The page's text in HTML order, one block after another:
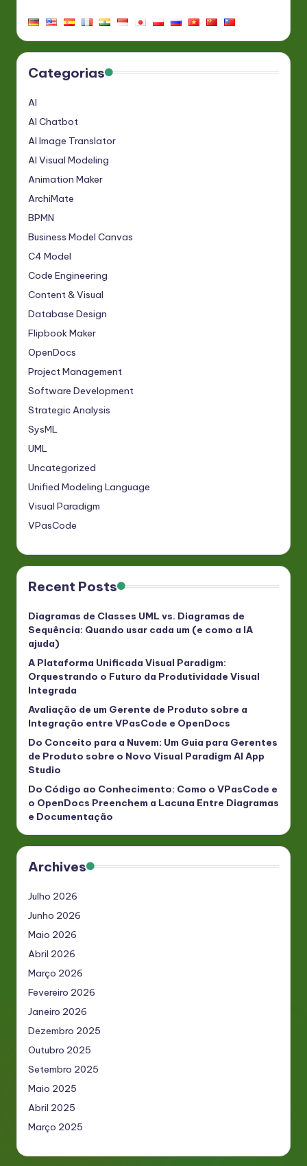
Categorias
AI
AI Chatbot
AI Image Translator
AI Visual Modeling
Animation Maker
ArchiMate
BPMN
Business Model Canvas
C4 Model
Code Engineering
Content & Visual
Database Design
Flipbook Maker
OpenDocs
Project Management
Software Development
Strategic Analysis
SysML
UML
Uncategorized
Unified Modeling Language
Visual Paradigm
VPasCode
Recent Posts
Diagramas de Classes UML vs. Diagramas de
Sequência: Quando usar cada um (e como a IA
ajuda)
A Plataforma Unificada Visual Paradigm:
Orquestrando o Futuro da Produtividade Visual
Integrada
Avaliação de um Gerente de Produto sobre a
Integração entre VPasCode e OpenDocs
Do Conceito para a Nuvem: Um Guia para Gerentes
de Produto sobre o Novo Visual Paradigm AI App
Studio
Do Código ao Conhecimento: Como o VPasCode e
o OpenDocs Preenchem a Lacuna Entre Diagramas
e Documentação
Archives
Julho 2026
Junho 2026
Maio 2026
Abril 2026
Março 2026
Fevereiro 2026
Janeiro 2026
Dezembro 2025
Outubro 2025
Setembro 2025
Maio 2025
Abril 2025
Março 2025